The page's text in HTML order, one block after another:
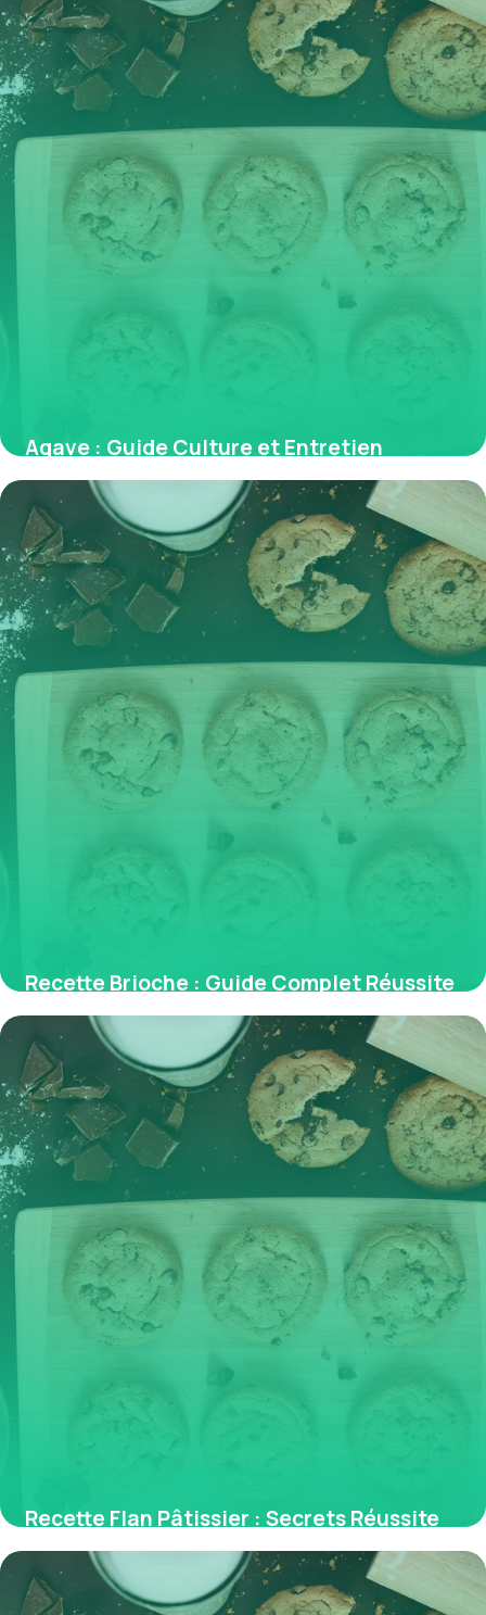
Agave : Guide Culture et Entretien
Complet
30 mai 2026
Recette Brioche : Guide Complet Réussite
2026
28 mai 2026
Recette Flan Pâtissier : Secrets Réussite
2026
27 mai 2026